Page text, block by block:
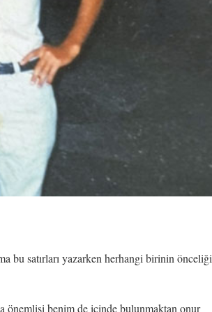
bu satırları yazarken herhangi birinin önceliği
önemlisi benim de içinde bulunmaktan onur